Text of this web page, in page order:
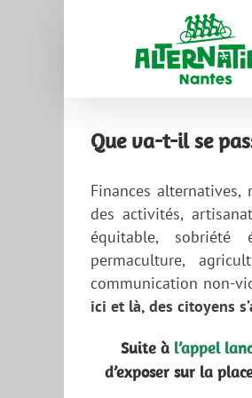
Que va-t-il se
Finances
des activités,
équitable, sobriété
permaculture,
communication non-
ici et là, des citoyens
Suite à l’appel
d’exposer sur la